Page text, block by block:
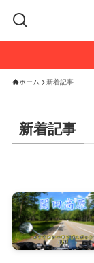
ホーム 新着記事
新着記事